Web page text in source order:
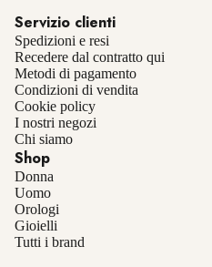
Servizio clienti
Spedizioni e resi
Recedere dal contratto qui
Metodi di pagamento
Condizioni di vendita
Cookie policy
I nostri negozi
Chi siamo
Shop
Donna
Uomo
Orologi
Gioielli
Tutti i brandInformativa sulla privacy